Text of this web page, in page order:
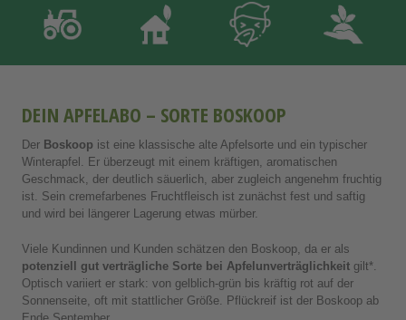
DEIN APFELABO – SORTE BOSKOOP
Der Boskoop ist eine klassische alte Apfelsorte und ein typischer
Winterapfel. Er überzeugt mit einem kräftigen, aromatischen
Geschmack, der deutlich säuerlich, aber zugleich angenehm fruchtig
ist. Sein cremefarbenes Fruchtfleisch ist zunächst fest und saftig
und wird bei längerer Lagerung etwas mürber.
Viele Kundinnen und Kunden schätzen den Boskoop, da er als
potenziell gut verträgliche Sorte bei Apfelunverträglichkeit gilt*.
Optisch variiert er stark: von gelblich-grün bis kräftig rot auf der
Sonnenseite, oft mit stattlicher Größe. Pflückreif ist der Boskoop ab